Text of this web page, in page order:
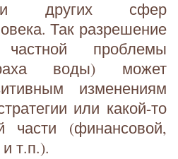
и других сфер
Так разрешение
проблемы
воды) может
изменениям
или какой-то
части (финансовой,
т.п.).